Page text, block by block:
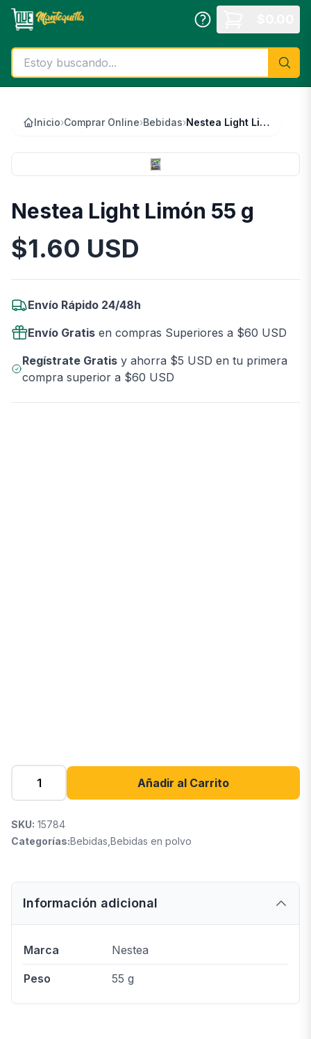
Saltar al contenido principal
Inicio›Comprar Online›Bebidas› Nestea Light Limón 55 g
Nestea Light Limón 55 g
Información del Producto
$1.60 USD
Envío Rápido 24/48h
Envío Gratis en compras Superiores a $60 USD
Regístrate Gratisy ahorra $5 USD en tu primera
compra superior a $60 USD
Añadir al Carrito
SKU: 15784
Categorías:Bebidas Bebidas en polvo
Información adicional
Marca Nestea
Peso 55 g